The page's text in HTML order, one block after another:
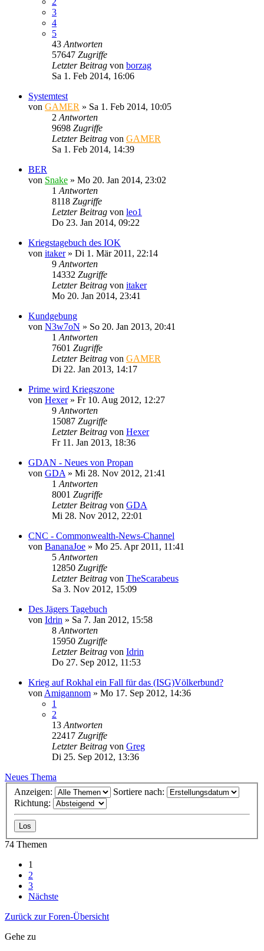
3
4
5
43 Antworten
57647 Zugriffe
Letzter Beitrag von borzag
Sa 1. Feb 2014, 16:06
Systemtest
von GAMER » Sa 1. Feb 2014, 10:05
2 Antworten
9698 Zugriffe
Letzter Beitrag von GAMER
Sa 1. Feb 2014, 14:39
BER
von Snake » Mo 20. Jan 2014, 23:02
1 Antworten
8118 Zugriffe
Letzter Beitrag von leo1
Do 23. Jan 2014, 09:22
Kriegstagebuch des IOK
von itaker» Di 1. Mär 2011, 22:14
9 Antworten
14332 Zugriffe
Letzter Beitrag von itaker
Mo 20. Jan 2014, 23:41
Kundgebung
von N3w7oN » So 20. Jan 2013, 20:41
1 Antworten
7601 Zugriffe
Letzter Beitrag von GAMER
Di 22. Jan 2013, 14:17
Prime wird Kriegszone
von Hexer» Fr 10. Aug 2012, 12:27
9 Antworten
15087 Zugriffe
Letzter Beitrag von Hexer
Fr 11. Jan 2013, 18:36
GDAN - Neues von Propan
von GDA » Mi 28. Nov 2012, 21:41
1 Antworten
8001 Zugriffe
Letzter Beitrag von GDA
Mi 28. Nov 2012, 22:01
CNC - Commonwealth-News-Channel
von BananaJoe » Mo 25. Apr 2011, 11:41
5 Antworten
12850 Zugriffe
Letzter Beitrag von TheScarabeus
Sa 3. Nov 2012, 15:09
Des Jägers Tagebuch
von Idrin » Sa 7. Jan 2012, 15:58
8 Antworten
15950 Zugriffe
Letzter Beitrag von Idrin
Do 27. Sep 2012, 11:53
Krieg auf Rokhal ein Fall für das (ISG)Völkerbund?
von Amigannom » Mo 17. Sep 2012, 14:36
1
2
13 Antworten
22417 Zugriffe
Letzter Beitrag von Greg
Di 25. Sep 2012, 13:36
Neues Thema
Anzeigen:
Sortiere nach:
Richtung:
74 Themen
1
2
3
Nächste
Zurück zur Foren-Übersicht
Gehe zu